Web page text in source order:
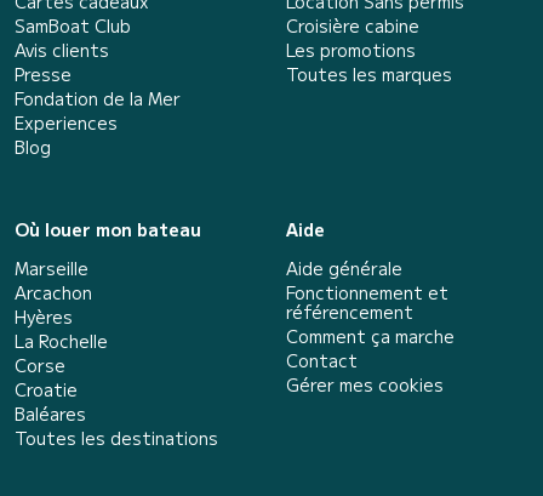
SamBoat Club
Avis clients
Presse
Fondation de la Mer
Experiences
Blog
Croisière cabine
Les promotions
Toutes les marques
Où louer mon bateau
Marseille
Arcachon
Hyères
La Rochelle
Corse
Croatie
Baléares
Toutes les destinations
Aide
Aide générale
Fonctionnement et
référencement
Comment ça marche
Contact
Gérer mes cookies